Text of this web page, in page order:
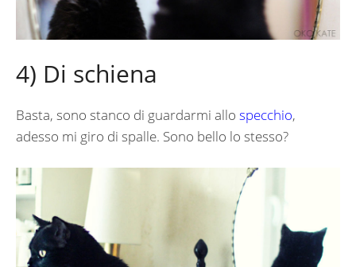
4) Di schiena
Basta, sono stanco di guardarmi allo specchio,
adesso mi giro di spalle. Sono bello lo stesso?